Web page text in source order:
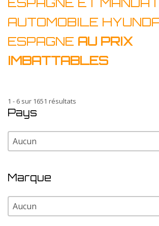
AUTOMOBILE
ESPAGNE AU PRIX
IMBATTABLES
1 - 6 sur 1651 résultats
Pays
Pays
Pays
Marque
Marque
Marque